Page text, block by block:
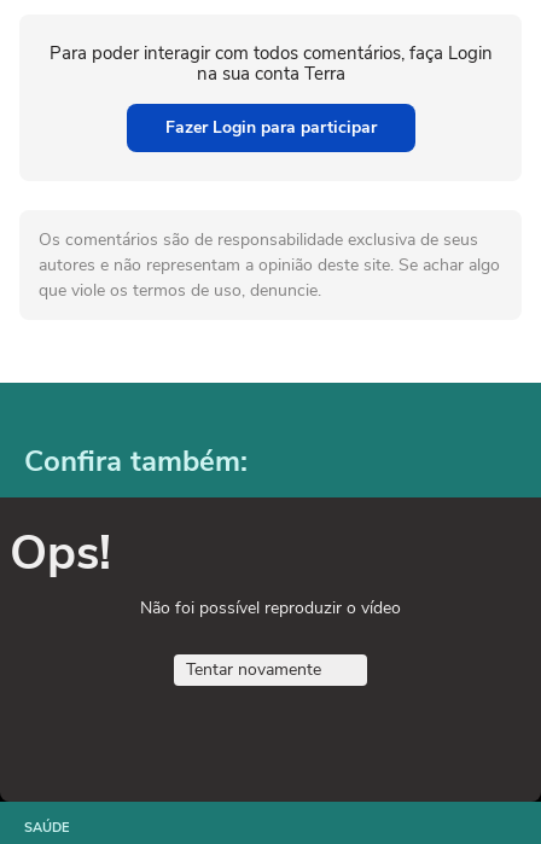
Para poder interagir com todos comentários, faça Login
na sua conta Terra
Fazer Login para participar
Os comentários são de responsabilidade exclusiva de seus
autores e não representam a opinião deste site. Se achar algo
que viole os termos de uso, denuncie.
Confira também:
Ops!
Não foi possível reproduzir o vídeo
Tentar novamente
SAÚDE